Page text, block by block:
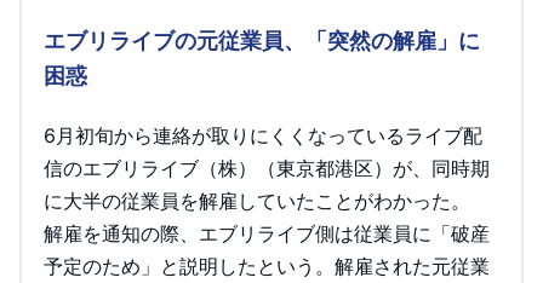
エブリライブの元従業員、「突然の解雇」に
困惑
6月初旬から連絡が取りにくくなっているライブ配
信のエブリライブ（株）（東京都港区）が、同時期
に大半の従業員を解雇していたことがわかった。
解雇を通知の際、エブリライブ側は従業員に「破産
予定のため」と説明したという。解雇された元従業